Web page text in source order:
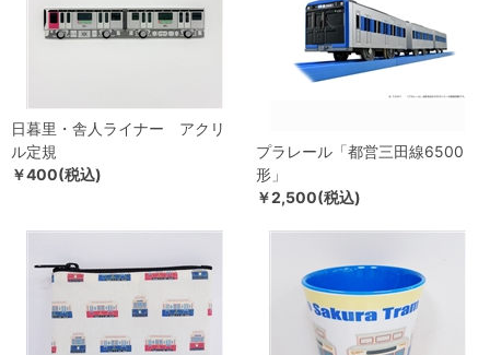
日暮里・舎人ライナー アクリ
ル定規
￥400(税込)
プラレール「都営三田線6500
形」
￥2,500(税込)